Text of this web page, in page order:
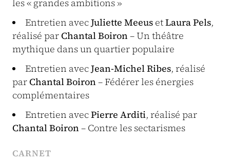
les « grandes ambitions »
Entretien avecJuliette Meeus etLaura Pels,
réalisé parChantal Boiron – Un théâtre
mythique dans un quartier populaire
Entretien avecJean-Michel Ribes, réalisé
parChantal Boiron – Fédérer les énergies
complémentaires
Entretien avecPierre Arditi, réalisé par
Chantal Boiron – Contre les sectarismes
CARNET